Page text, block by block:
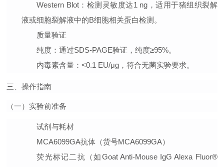
Western Blot：检测灵敏度达1 ng，适用于猪组织裂解
液或细胞裂解液中的B细胞相关蛋白检测。
质量验证
纯度 ：通过SDS-PAGE验证，纯度≥95%。
内毒素含量 ：<0.1 EU/μg，符合无菌实验要求。
三、操作指南
（一）实验前准备
试剂与耗材
MCA6099GA抗体（货号MCA6099GA）
荧光标记二抗（如Goat Anti-Mouse IgG Alexa Fluor®